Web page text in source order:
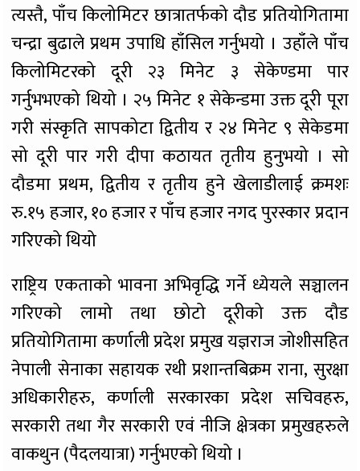
त्यस्तै, पाँच किलोमिटर छात्रातर्फको दौड प्रतियोगितामा
चन्द्रा बुढाले प्रथम उपाधि हाँसिल गर्नुभयो । उहाँले पाँच
किलोमिटरको दूरी २३ मिनेट ३ सेकेण्डमा पार
गर्नुभभएको थियो । २५ मिनेट १ सेकेन्डमा उक्त दूरी पूरा
गरी संस्कृति सापकोटा द्वितीय र २४ मिनेट ९ सेकेडमा
सो दूरी पार गरी दीपा कठायत तृतीय हुनुभयो । सो
दौडमा प्रथम, द्वितीय र तृतीय हुने खेलाडीलाई क्रमशः
रु.१५ हजार, १० हजार र पाँच हजार नगद पुरस्कार प्रदान
गरिएको थियो
राष्ट्रिय एकताको भावना अभिवृद्धि गर्ने ध्येयले सञ्चालन
गरिएको लामो तथा छोटो दूरीको उक्त दौड
प्रतियोगितामा कर्णाली प्रदेश प्रमुख यज्ञराज जोशीसहित
नेपाली सेनाका सहायक रथी प्रशान्तबिक्रम राना, सुरक्षा
अधिकारीहरु, कर्णाली सरकारका प्रदेश सचिवहरु,
सरकारी तथा गैर सरकारी एवं नीजि क्षेत्रका प्रमुखहरुले
वाकथुन (पैदलयात्रा) गर्नुभएको थियो ।